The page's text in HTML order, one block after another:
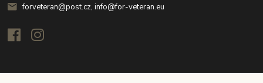
forveteran@post.cz, info@for-veteran.eu